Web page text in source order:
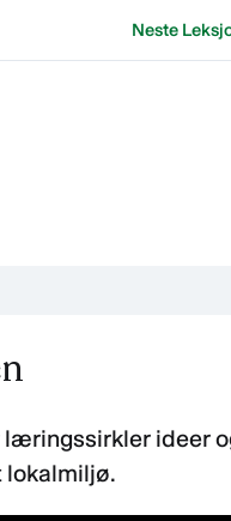
Neste
ideer
lokalmiljø.